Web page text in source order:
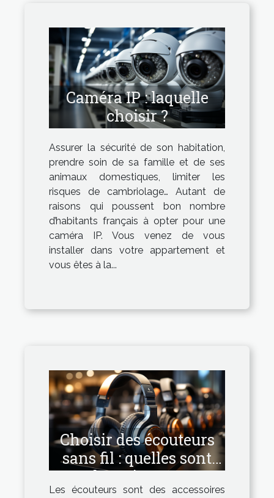
Caméra IP : laquelle
choisir ?
Assurer la sécurité de son habitation,
prendre soin de sa famille et de ses
animaux domestiques, limiter les
risques de cambriolage… Autant de
raisons qui poussent bon nombre
d’habitants français à opter pour une
caméra IP. Vous venez de vous
installer dans votre appartement et
vous êtes à la...
Choisir des écouteurs
sans fil : quelles sont
les raisons ?
Les écouteurs sont des accessoires